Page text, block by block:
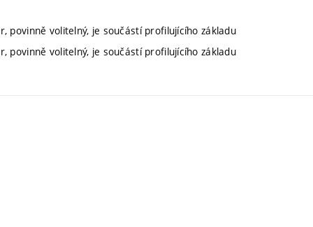
povinně volitelný, je součástí profilujícího základu
povinně volitelný, je součástí profilujícího základu